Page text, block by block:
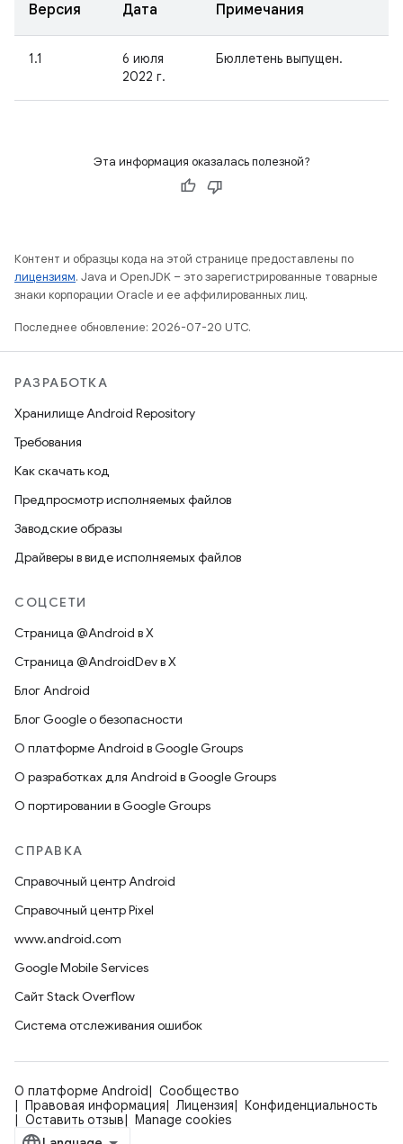
Версия Дата Примечания
1.1
6 июля
2022 г.
Бюллетень выпущен.
Эта информация оказалась полезной?
Контент и образцы кода на этой странице предоставлены по
лицензиям. Java и OpenJDK – это зарегистрированные товарные
знаки корпорации Oracle и ее аффилированных лиц.
Последнее обновление: 2026-07-20 UTC.
РАЗРАБОТКА
Хранилище Android Repository
Требования
Как скачать код
Предпросмотр исполняемых файлов
Заводские образы
Драйверы в виде исполняемых файлов
СОЦСЕТИ
Страница @Android в X
Страница @AndroidDev в X
Блог Android
Блог Google о безопасности
О платформе Android в Google Groups
О разработках для Android в Google Groups
О портировании в Google Groups
СПРАВКА
Справочный центр Android
Справочный центр Pixel
www.android.com
Google Mobile Services
Сайт Stack Overflow
Система отслеживания ошибок
О платформе Android
Сообщество
Правовая информация
Лицензия
Конфиденциальность
Оставить отзыв
Manage cookies